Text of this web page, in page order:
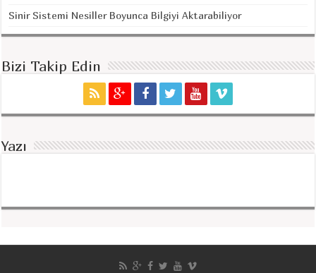
Sinir Sistemi Nesiller Boyunca Bilgiyi Aktarabiliyor
Bizi Takip Edin
Yazı